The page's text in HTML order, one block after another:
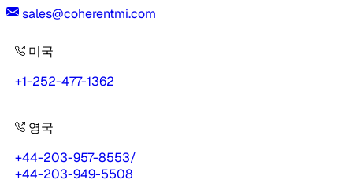
sales@coherentmi.com
미국
+1-252-477-1362
영국
+44-203-957-8553/
+44-203-949-5508